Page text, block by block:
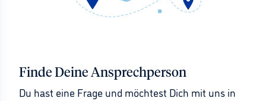
Finde Deine Ansprechperson
Du hast eine Frage und möchtest Dich mit uns in